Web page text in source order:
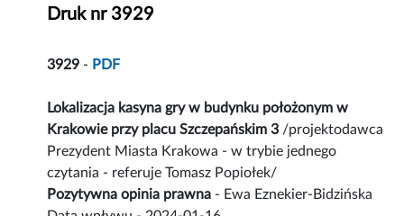
Druk nr 3929
3929 - PDF
Lokalizacja kasyna gry w budynku położonym w
Krakowie przy placu Szczepańskim 3 /projektodawca
Prezydent Miasta Krakowa - w trybie jednego
czytania - referuje Tomasz Popiołek/
Pozytywna opinia prawna - Ewa Eznekier-Bidzińska